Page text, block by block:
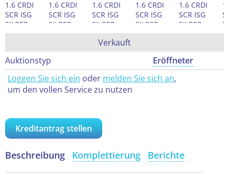
Verkauft
Auktionstyp
Eröffneter
Loggen Sie sich ein oder melden Sie sich an,
um den vollen Service zu nutzen
Kreditantrag stellen
Beschreibung Komplettierung Berichte